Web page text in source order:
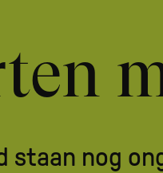
staan nog